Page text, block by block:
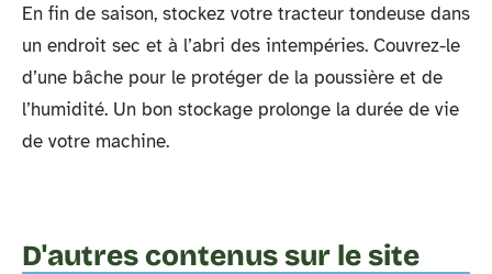
En fin de saison, stockez votre tracteur tondeuse dans
un endroit sec et à l’abri des intempéries. Couvrez-le
d’une bâche pour le protéger de la poussière et de
l’humidité. Un bon stockage prolonge la durée de vie
de votre machine.
D'autres contenus sur le site